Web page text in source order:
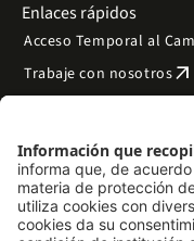
Enlaces rápidos
Acceso Temporal al
Trabaje con nosotrosarrow_outward
Preguntas frecuentes
Filantropía y
Mapa del sitio arrow_outward